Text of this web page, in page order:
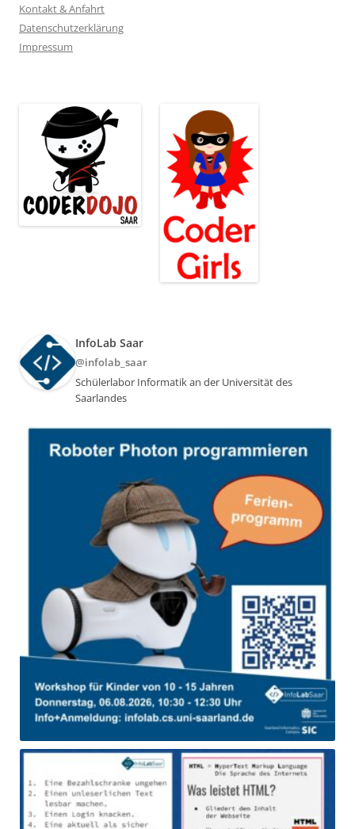
Kontakt & Anfahrt
Datenschutzerklärung
Impressum
InfoLab Saar
@infolab_saar
Schülerlabor Informatik an der Universität des
Saarlandes